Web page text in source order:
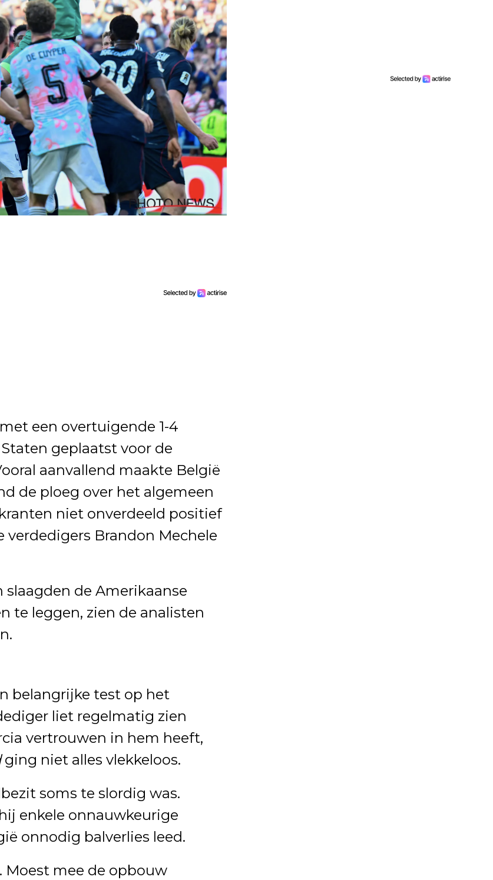
een overtuigende 1-4
geplaatst voor de
aanvallend maakte België
de ploeg over het algemeen
niet onverdeeld positief
verdedigers Brandon Mechele
de Amerikaanse
te leggen, zien de analisten
belangrijke test op het
liet regelmatig zien
vertrouwen in hem heeft,
ging niet alles vlekkeloos.
soms te slordig was.
enkele onnauwkeurige
onnodig balverlies leed.
mee de opbouw